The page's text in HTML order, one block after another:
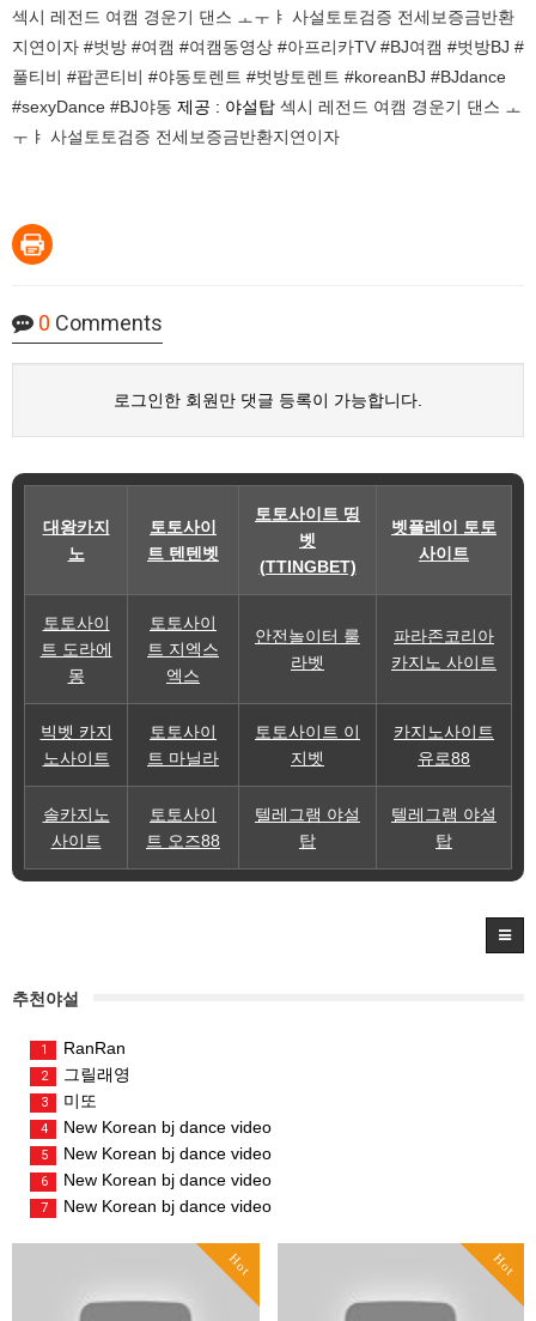
섹시 레전드 여캠 경운기 댄스 ㅗㅜㅑ 사설토토검증 전세보증금반환
지연이자 #벗방 #여캠 #여캠동영상 #아프리카TV #BJ여캠 #벗방BJ #
풀티비 #팝콘티비 #야동토렌트 #벗방토렌트 #koreanBJ #BJdance
#sexyDance #BJ야동 제공 : 야설탑 섹시 레전드 여캠 경운기 댄스 ㅗ
ㅜㅑ 사설토토검증 전세보증금반환지연이자
0 Comments
로그인한 회원만 댓글 등록이 가능합니다.
대왕카지
노
토토사이
트 텐텐벳
토토사이트 띵
벳
(TTINGBET)
벳플레이 토토
사이트
토토사이
트 도라에
몽
토토사이
트 지엑스
엑스
안전놀이터 룰
라벳
파라존코리아
카지노 사이트
빅벳 카지
노사이트
토토사이
트 마닐라
토토사이트 이
지벳
카지노사이트
유로88
솔카지노
사이트
토토사이
트 오즈88
텔레그램 야설
탑
텔레그램 야설
탑
추천야설
1 RanRan
2 그릴래영
3 미또
4 New Korean bj dance video
5 New Korean bj dance video
6 New Korean bj dance video
7 New Korean bj dance video
Hot Hot